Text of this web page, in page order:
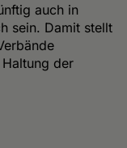
auch in
sein. Damit stellt
der